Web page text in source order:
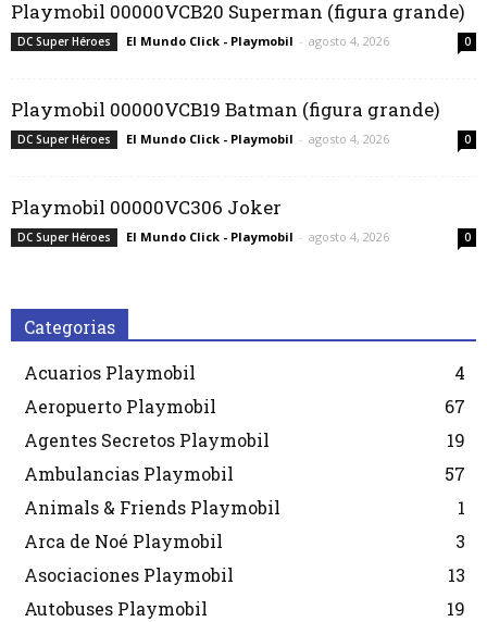
Playmobil 00000VCB20 Superman (figura grande)
DC Super Héroes El Mundo Click - Playmobil - agosto 4, 2026 0
Playmobil 00000VCB19 Batman (figura grande)
DC Super Héroes El Mundo Click - Playmobil - agosto 4, 2026 0
Playmobil 00000VC306 Joker
DC Super Héroes El Mundo Click - Playmobil - agosto 4, 2026 0
Categorias
Acuarios Playmobil
4
Aeropuerto Playmobil
67
Agentes Secretos Playmobil
19
Ambulancias Playmobil
57
Animals & Friends Playmobil
1
Arca de Noé Playmobil
3
Asociaciones Playmobil
13
Autobuses Playmobil
19